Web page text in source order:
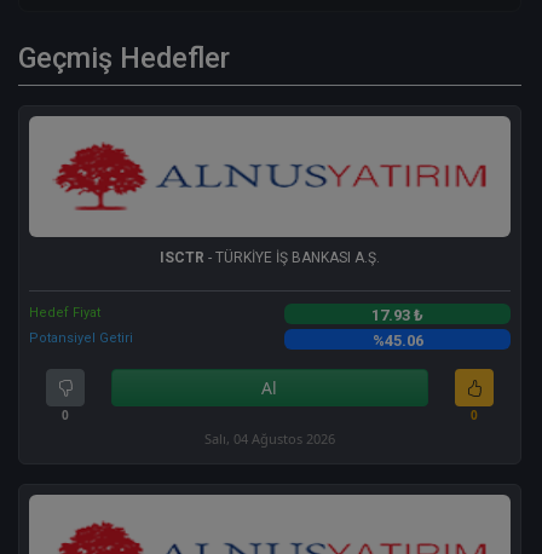
Geçmiş Hedefler
ISCTR - TÜRKİYE İŞ BANKASI A.Ş.
Hedef Fiyat 17.93 ₺
Potansiyel Getiri %45.06
0
Al
0
Salı, 04 Ağustos 2026